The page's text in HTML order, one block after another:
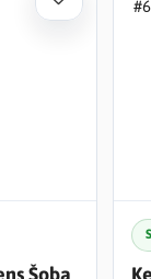
Šoba